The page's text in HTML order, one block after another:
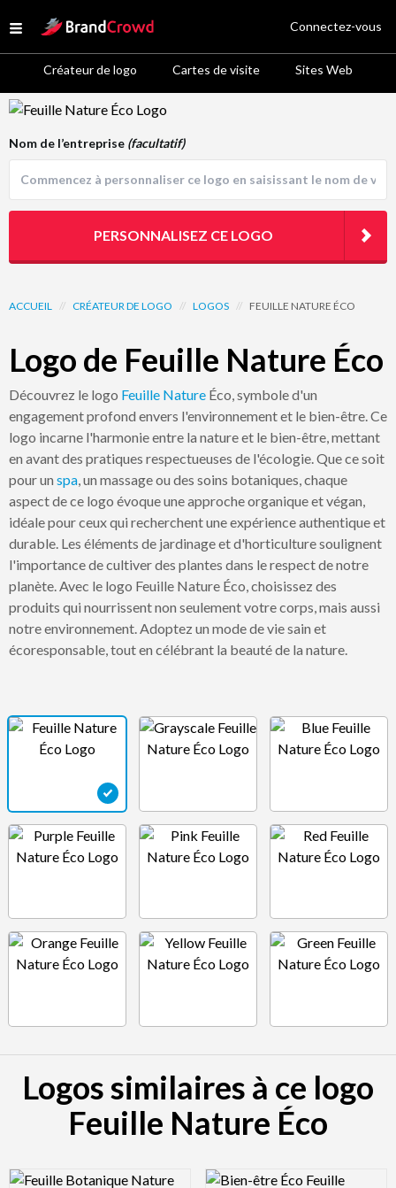
Open menu
Site Logo
Créateur de logo Cartes de visite Sites Web
Connectez-vous
Logo Template Preview
ACCUEIL // CRÉATEUR DE LOGO // LOGOS // FEUILLE NATURE ÉCO
Logo de Feuille Nature Éco
Découvrez le logo Feuille Nature Éco, symbole d'un
engagement profond envers l'environnement et le bien-être. Ce
logo incarne l'harmonie entre la nature et le bien-être, mettant
en avant des pratiques respectueuses de l'écologie. Que ce soit
pour un spa, un massage ou des soins botaniques, chaque
aspect de ce logo évoque une approche organique et végan,
idéale pour ceux qui recherchent une expérience authentique et
durable. Les éléments de jardinage et d'horticulture soulignent
l'importance de cultiver des plantes dans le respect de notre
planète. Avec le logo Feuille Nature Éco, choisissez des
produits qui nourrissent non seulement votre corps, mais aussi
notre environnement. Adoptez un mode de vie sain et
écoresponsable, tout en célébrant la beauté de la nature.
Nom de l’entreprise (facultatif)
PERSONNALISEZ CE LOGO
Logos similaires à ce logo
Feuille Nature Éco
Logo Preview Image Logo Preview Image